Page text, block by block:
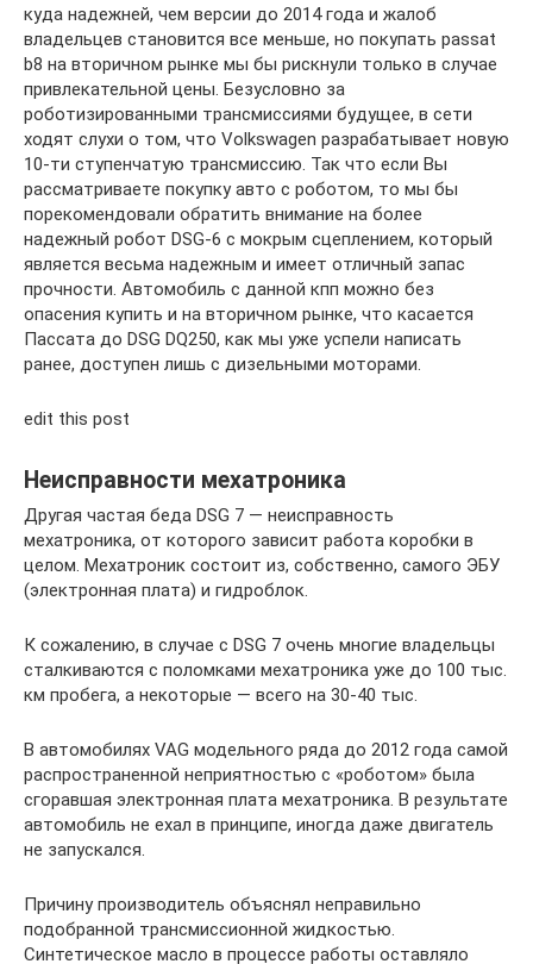
куда надежней, чем версии до 2014 года и жалоб
владельцев становится все меньше, но покупать passat
b8 на вторичном рынке мы бы рискнули только в случае
привлекательной цены. Безусловно за
роботизированными трансмиссиями будущее, в сети
ходят слухи о том, что Volkswagen разрабатывает новую
10-ти ступенчатую трансмиссию. Так что если Вы
рассматриваете покупку авто с роботом, то мы бы
порекомендовали обратить внимание на более
надежный робот DSG-6 с мокрым сцеплением, который
является весьма надежным и имеет отличный запас
прочности. Автомобиль с данной кпп можно без
опасения купить и на вторичном рынке, что касается
Пассата до DSG DQ250, как мы уже успели написать
ранее, доступен лишь с дизельными моторами.
edit this post
Неисправности мехатроника
Другая частая беда DSG 7 — неисправность
мехатроника, от которого зависит работа коробки в
целом. Мехатроник состоит из, собственно, самого ЭБУ
(электронная плата) и гидроблок.
К сожалению, в случае с DSG 7 очень многие владельцы
сталкиваются с поломками мехатроника уже до 100 тыс.
км пробега, а некоторые — всего на 30-40 тыс.
В автомобилях VAG модельного ряда до 2012 года самой
распространенной неприятностью с «роботом» была
сгоравшая электронная плата мехатроника. В результате
автомобиль не ехал в принципе, иногда даже двигатель
не запускался.
Причину производитель объяснял неправильно
подобранной трансмиссионной жидкостью.
Синтетическое масло в процессе работы оставляло